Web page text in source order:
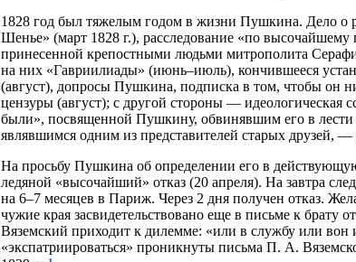
1828 год был тяжелым годом в жизни Пушкина. Дело о
Шенье» (март 1828 г.), расследование «по
принесенной крепостными людьми митрополита
на них «Гавриилиады» (июнь–июль), кончившееся
(август), допросы Пушкина, подписка в том, чтобы он
цензуры (август); с другой стороны — идеологическая
были», посвященной Пушкину, обвинявшим его в
являвшимся одним из представителей старых друзей, —
На просьбу Пушкина об определении его в
ледяной «высочайший» отказ (20 апреля). На завтра
на 6–7 месяцев в Париж. Через 2 дня получен отказ.
чужие края засвидетельствовано еще в письме к брату
Вяземский приходит к дилемме: «или в службу или вон
«экспатриироваться» проникнуты письма П. А.